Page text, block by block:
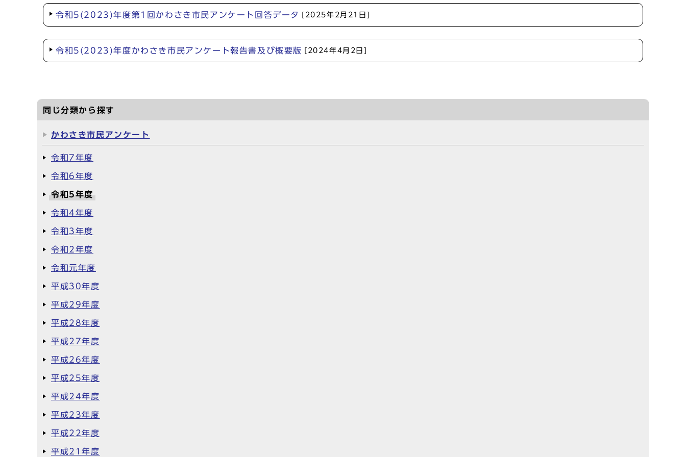
令和5(2023)年度第1回かわさき市民アンケート回答データ [2025年2月21日]
令和5(2023)年度かわさき市民アンケート報告書及び概要版 [2024年4月2日]
同じ分類から探す
かわさき市民アンケート
令和7年度
令和6年度
令和5年度
令和4年度
令和3年度
令和2年度
令和元年度
平成30年度
平成29年度
平成28年度
平成27年度
平成26年度
平成25年度
平成24年度
平成23年度
平成22年度
平成21年度